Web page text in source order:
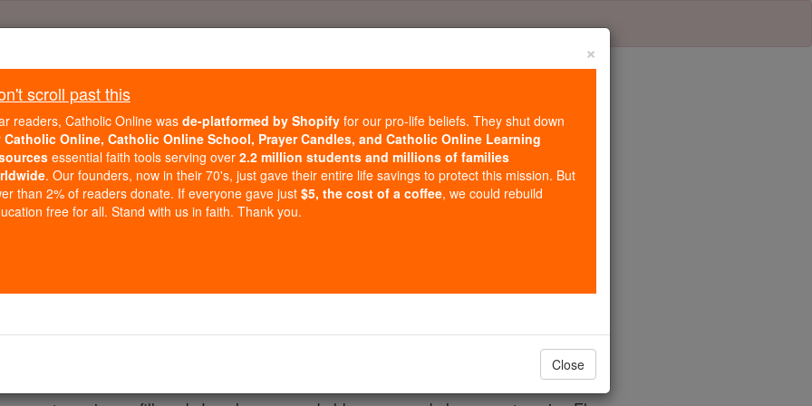
Daily Reading for Thursday, October ...
of the Rosary
Ezequiel - Capítulo 2
chegar a seus pés, eu vou falar com você. '
palavras entrou em mim e me pôs sobre os meus pés, e eu ouvi ele falando comigo.
×
scroll past this
readers, Catholic Online was de-platformed by Shopify for our pro-life beliefs. They shut down
Catholic Online, Catholic Online School, Prayer Candles, and Catholic Online Learning
essential faith tools serving over 2.2 million students and millions of families
. Our founders, now in their 70's, just gave their entire life savings to protect this mission. But
than 2% of readers donate. If everyone gave just $5, the cost of a coffee, we could rebuild
free for all. Stand with us in faith. Thank you.
Close